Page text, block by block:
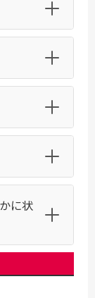
に状